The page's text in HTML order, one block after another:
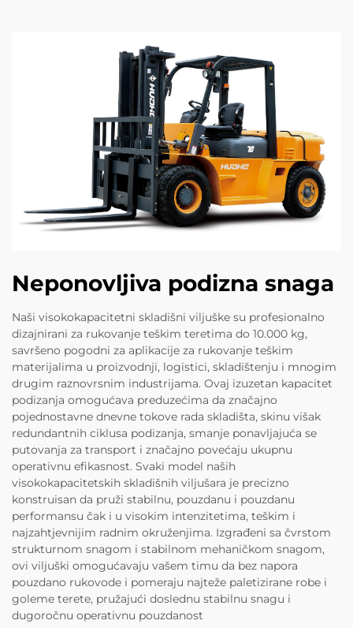
Neponovljiva podizna snaga
Naši visokokapacitetni skladišni viljuške su profesionalno
dizajnirani za rukovanje teškim teretima do 10.000 kg,
savršeno pogodni za aplikacije za rukovanje teškim
materijalima u proizvodnji, logistici, skladištenju i mnogim
drugim raznovrsnim industrijama. Ovaj izuzetan kapacitet
podizanja omogućava preduzećima da značajno
pojednostavne dnevne tokove rada skladišta, skinu višak
redundantnih ciklusa podizanja, smanje ponavljajuća se
putovanja za transport i značajno povećaju ukupnu
operativnu efikasnost. Svaki model naših
visokokapacitetskih skladišnih viljušara je precizno
konstruisan da pruži stabilnu, pouzdanu i pouzdanu
performansu čak i u visokim intenzitetima, teškim i
najzahtjevnijim radnim okruženjima. Izgrađeni sa čvrstom
strukturnom snagom i stabilnom mehaničkom snagom,
ovi viljuški omogućavaju vašem timu da bez napora
pouzdano rukovode i pomeraju najteže paletizirane robe i
goleme terete, pružajući doslednu stabilnu snagu i
dugoročnu operativnu pouzdanost